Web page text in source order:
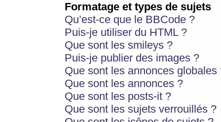
Formatage et types de sujets
Qu’est-ce que le BBCode ?
Puis-je utiliser du HTML ?
Que sont les smileys ?
Puis-je publier des images ?
Que sont les annonces globales
Que sont les annonces ?
Que sont les posts-it ?
Que sont les sujets verrouillés ?